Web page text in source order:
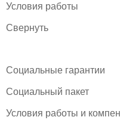
Условия работы
Свернуть
Социальные гарантии
Социальный пакет
Условия работы и